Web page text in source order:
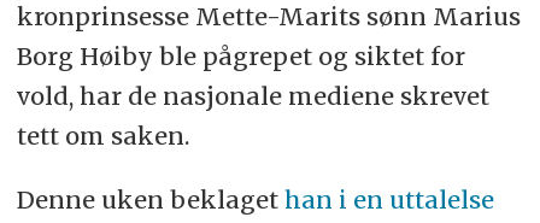
kronprinsesse Mette-Marits sønn Marius
Borg Høiby ble pågrepet og siktet for
vold, har de nasjonale mediene skrevet
tett om saken.
Denne uken beklaget han i en uttalelse